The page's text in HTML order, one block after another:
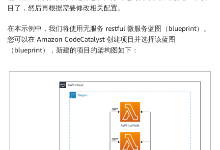
目了，然后再根据需要修改相关配置。
在本示例中，我们将使用无服务 restful 微服务蓝图（blueprint）。
您可以在 Amazon CodeCatalyst 创建项目并选择该蓝图
（blueprint），新建的项目的架构图如下：